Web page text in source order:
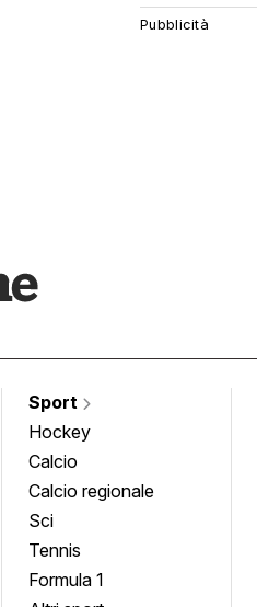
Sport
Hockey
Calcio
Calcio regionale
Sci
Tennis
Formula 1